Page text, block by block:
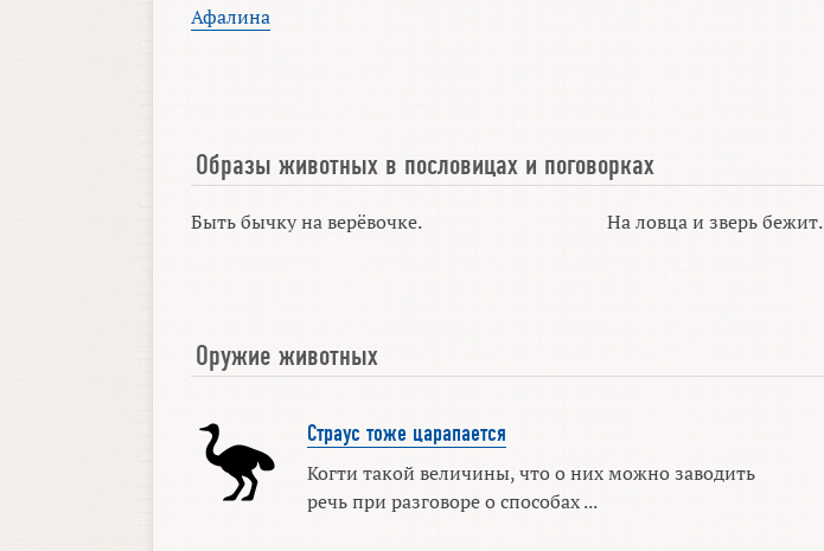
Афалина
Образы животных в пословицах и поговорках
Быть бычку на верёвочке. На ловца и зверь бежит.
Оружие животных
Страус тоже царапается
Когти такой величины, что о них можно заводить
речь при разговоре о способах ...